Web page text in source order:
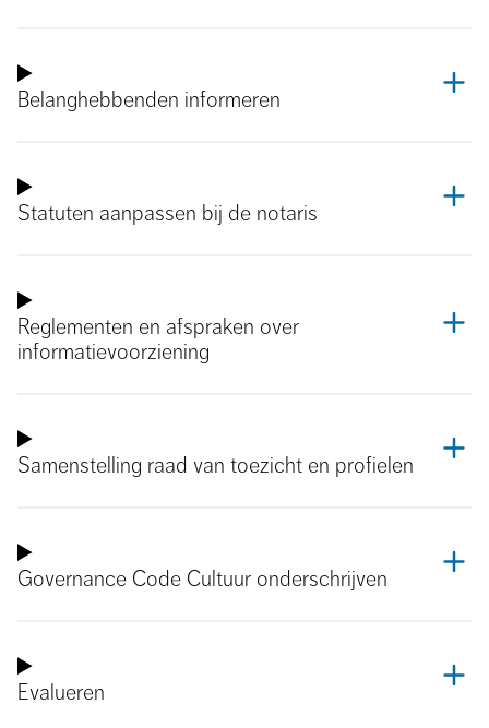
Belanghebbenden informeren
Statuten aanpassen bij de notaris
Reglementen en afspraken over
informatievoorziening
Samenstelling raad van toezicht en profielen
Governance Code Cultuur onderschrijven
Evalueren